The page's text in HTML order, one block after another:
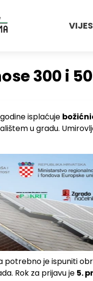
300 i
isplaćuje
u gradu.
potrebno je ispuniti
Rok za prijavu je 5.